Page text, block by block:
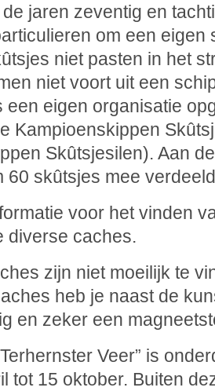
jaren zeventig en
om een eigen
niet pasten in het
niet voort uit een
een eigen organisatie
Kampioenskippen
Skûtsjesilen). Aan
60 skûtsjes mee
voor het vinden
diverse caches.
zijn niet moeilijk te
heb je naast de
en zeker een
Veer” is
tot 15 oktober. Buiten